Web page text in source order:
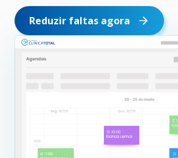
Reduzir faltas agora